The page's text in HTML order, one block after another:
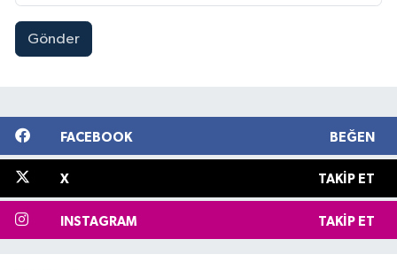
Gönder
FACEBOOK BEĞEN
X TAKIP ET
INSTAGRAM TAKIP ET